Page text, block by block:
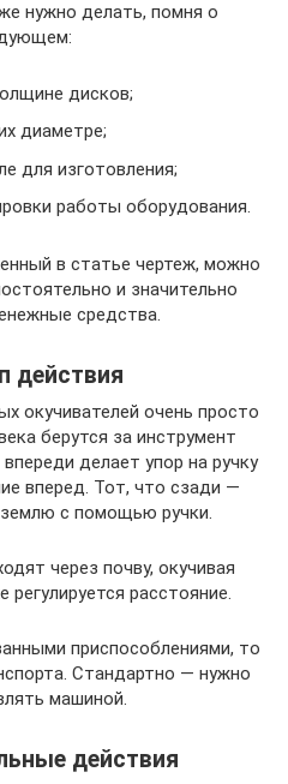
нужно делать, помня о
дисков;
диаметре;
для изготовления;
работы оборудования.
в статье чертеж, можно
и значительно
средства.
действия
окучивателей очень просто
берутся за инструмент
делает упор на ручку
вперед. Тот, что сзади —
с помощью ручки.
через почву, окучивая
регулируется расстояние.
приспособлениями, то
Стандартно — нужно
машиной.
действия